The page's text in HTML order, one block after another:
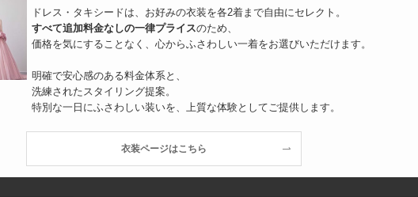
ドレス・タキシードは、お好みの衣装を各2着まで自由にセレクト。
すべて追加料金なしの一律プライスのため、
価格を気にすることなく、心からふさわしい一着をお選びいただけます。
明確で安心感のある料金体系と、
洗練されたスタイリング提案。
特別な一日にふさわしい装いを、上質な体験としてご提供します。
衣装ページはこちら